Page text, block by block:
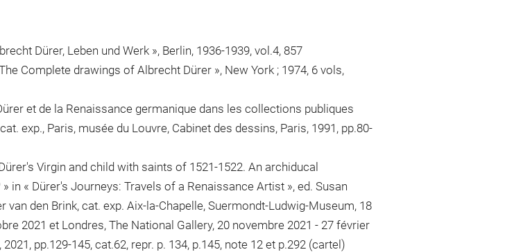
Dürer, Leben und Werk », Berlin, 1936-1939, vol.4, 857
Complete drawings of Albrecht Dürer », New York ; 1974, 6 vols,
et de la Renaissance germanique dans les collections publiques
exp., Paris, musée du Louvre, Cabinet des dessins, Paris, 1991, pp.80-
Virgin and child with saints of 1521-1522. An archiducal
in « Dürer's Journeys: Travels of a Renaissance Artist », ed. Susan
van den Brink, cat. exp. Aix-la-Chapelle, Suermondt-Ludwig-Museum, 18
2021 et Londres, The National Gallery, 20 novembre 2021 - 27 février
2021, pp.129-145, cat.62, repr. p. 134, p.145, note 12 et p.292 (cartel)